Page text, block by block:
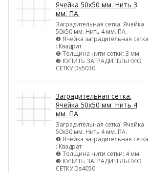
Ячейка 50х50 мм. Нить 3
мм. ПА.
Заградительная сетка. Ячейка
50х50 мм. Нить 4 мм. ПА.
❶ Ячейка заградительная сетка
: Квадрат
❷ Толщина нити сетки: 3 мм
❸ КУПИТЬ ЗАГРАДИТЕЛЬНУЮ
СЕТКУ Ds5030
Заградительная сетка.
Ячейка 50х50 мм. Нить 4
мм. ПА.
Заградительная сетка. Ячейка
50х50 мм. Нить 4 мм. ПА.
❶ Ячейка заградительная сетка
: Квадрат
❷ Толщина нити сетки: 4 мм
❸ КУПИТЬ ЗАГРАДИТЕЛЬНУЮ
СЕТКУ Ds4050